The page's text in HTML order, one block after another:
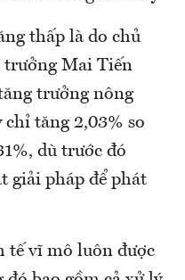
thấp là do chủ
trưởng Mai Tiến
trưởng nông
chỉ tăng 2,03% so
dù trước đó
giải pháp để phát
tế vĩ mô luôn được